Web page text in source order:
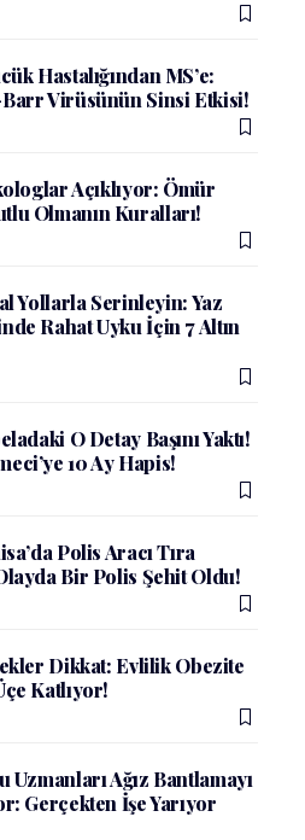
Hastalığından MS’e:
Virüsünün Sinsi Etkisi!
Açıklıyor: Ömür
Olmanın Kuralları!
Yollarla Serinleyin: Yaz
Rahat Uyku İçin 7 Altın
O Detay Başını Yaktı!
10 Ay Hapis!
Polis Aracı Tıra
Bir Polis Şehit Oldu!
Dikkat: Evlilik Obezite
Katlıyor!
Uzmanları Ağız Bantlamayı
Gerçekten İşe Yarıyor